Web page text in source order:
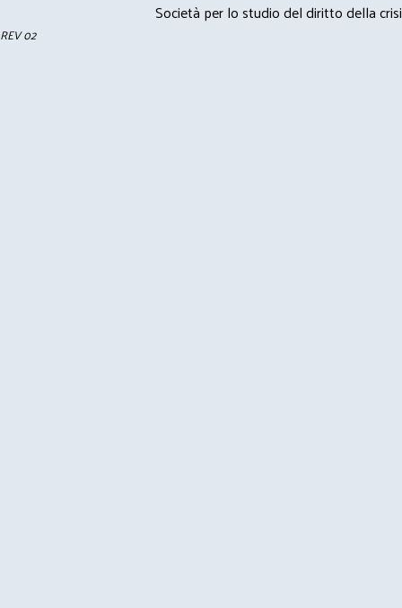
Società per lo studio del diritto della crisi
REV 02